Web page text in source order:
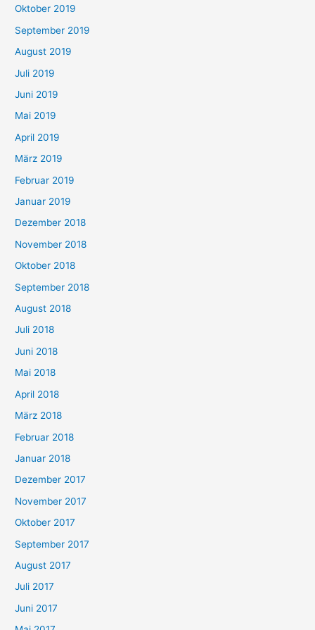
Oktober 2019
September 2019
August 2019
Juli 2019
Juni 2019
Mai 2019
April 2019
März 2019
Februar 2019
Januar 2019
Dezember 2018
November 2018
Oktober 2018
September 2018
August 2018
Juli 2018
Juni 2018
Mai 2018
April 2018
März 2018
Februar 2018
Januar 2018
Dezember 2017
November 2017
Oktober 2017
September 2017
August 2017
Juli 2017
Juni 2017